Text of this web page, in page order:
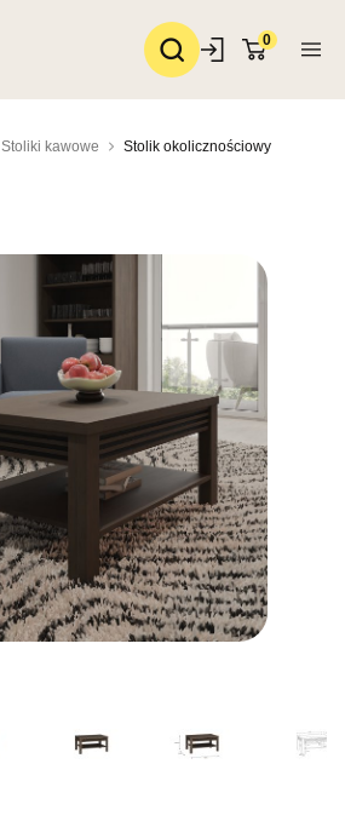
0
Stoliki kawowe Stolik okolicznościowy